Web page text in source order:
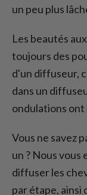
un peu plus
Les beautés
toujours des
d'un diffuseur,
dans un
ondulations ont
Vous ne savez
un ? Nous
diffuser les
par étape, ainsi